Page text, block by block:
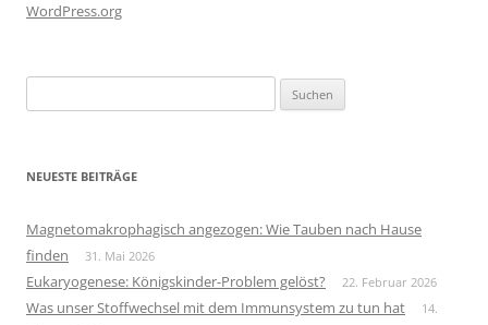
WordPress.org
nach:
NEUESTE BEITRÄGE
Magnetomakrophagisch angezogen: Wie Tauben nach Hause
finden
31. Mai 2026
Eukaryogenese: Königskinder-Problem gelöst? 22. Februar 2026
Was unser Stoffwechsel mit dem Immunsystem zu tun hat
14.